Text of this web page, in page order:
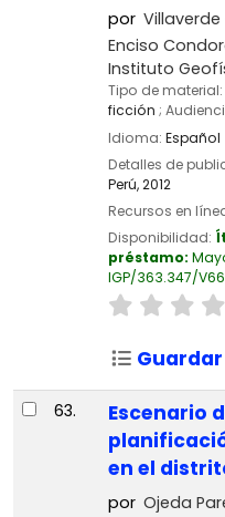
por
Enciso
Instituto
Tipo de material:
ficción ;
Idioma: Español
Detalles de
Perú,2012
Recursos en
Disponibilidad:
préstamo:
IGP/363.347/V66
63. Escenario
en el
por Ojeda